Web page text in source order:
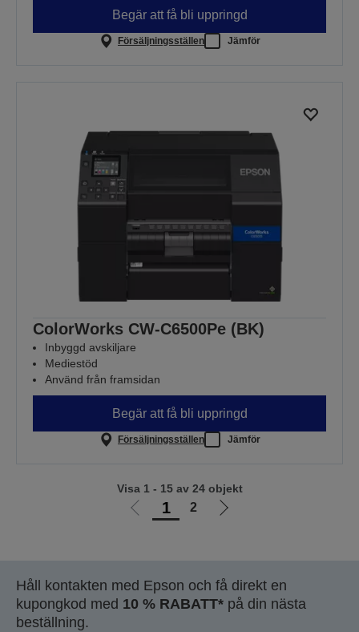
Begär att få bli uppringd
Försäljningsställen Jämför
ColorWorks CW-C6500Pe (BK)
Inbyggd avskiljare
Mediestöd
Använd från framsidan
Begär att få bli uppringd
Försäljningsställen Jämför
Gå
1 2
Gå
Visa 1 - 15 av 24 objekt
Håll kontakten med Epson och få direkt en
kupongkod med 10 % RABATT* på din nästa
beställning.